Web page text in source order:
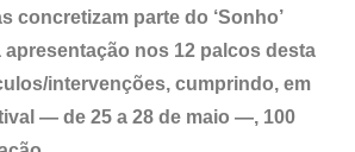
concretizam parte do ‘Sonho’
apresentação nos 12 palcos desta
intervenções, cumprindo, em
— de 25 a 28 de maio —, 100